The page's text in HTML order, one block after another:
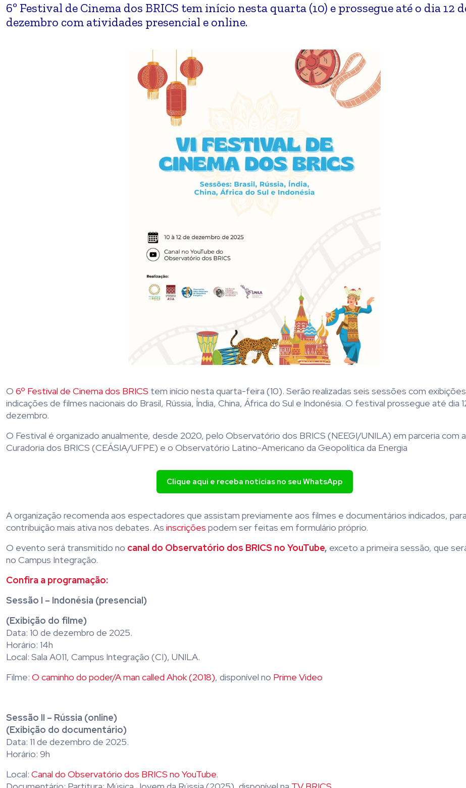
6º Festival de Cinema dos BRICS tem início nesta quarta (10) e prossegue até o dia 12
dezembro com atividades presencial e online.
O 6º Festival de Cinema dos BRICS tem início nesta quarta-feira (10). Serão realizadas seis sessões com
indicações de filmes nacionais do Brasil, Rússia, Índia, China, África do Sul e Indonésia. O festival prossegue até dia
dezembro.
O Festival é organizado anualmente, desde 2020, pelo Observatório dos BRICS (NEEGI/UNILA) em parceria com a
Curadoria dos BRICS (CEÁSIA/UFPE) e o Observatório Latino-Americano da Geopolítica da Energia
Clique aqui e receba notícias no seu WhatsApp
A organização recomenda aos espectadores que assistam previamente aos filmes e documentários indicados,
contribuição mais ativa nos debates. As inscrições podem ser feitas em formulário próprio.
O evento será transmitido no canal do Observatório dos BRICS no YouTube, exceto a primeira sessão, que
no Campus Integração.
Confira a programação:
Sessão I – Indonésia (presencial)
(Exibição do filme)
Data: 10 de dezembro de 2025.
Horário: 14h
Local: Sala A011, Campus Integração (CI), UNILA.
Filme: O caminho do poder/A man called Ahok (2018), disponível no Prime Video
Sessão II – Rússia (online)
(Exibição do documentário)
Data: 11 de dezembro de 2025.
Horário: 9h
Local: Canal do Observatório dos BRICS no YouTube.